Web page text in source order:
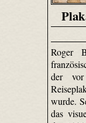
Roger
der
wurde.
das